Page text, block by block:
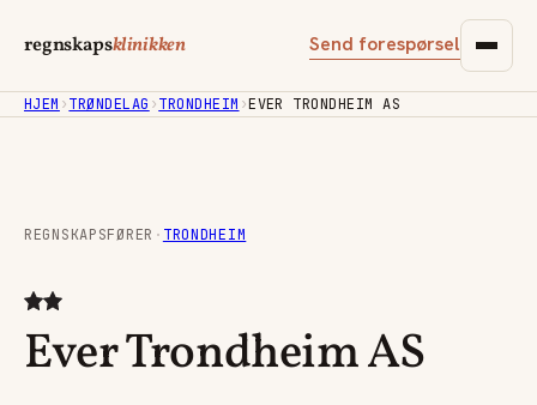
regnskapsklinikken Send forespørsel
HJEM ›TRØNDELAG ›TRONDHEIM ›EVER TRONDHEIM AS
REGNSKAPSFØRER · TRONDHEIM
Ever Trondheim AS